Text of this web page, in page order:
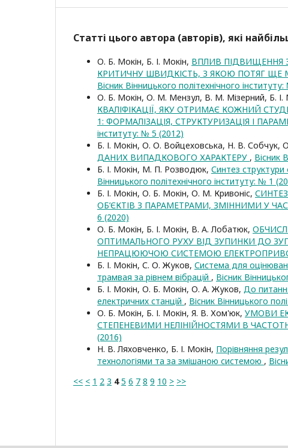
Статті цього автора (авторів), які
О. Б. Мокін, Б. І. Мокін, ВПЛИВ ПІДВИЩЕННЯ
КРИТИЧНУ ШВИДКІСТЬ, З ЯКОЮ ПОТЯГ ЩЕ
Вісник Вінницького політехнічного
О. Б. Мокін, О. М. Мензул, В. М. Мізерний, Б. І.
КВАЛІФІКАЦІЇ, ЯКУ ОТРИМАЄ КОЖНИЙ
1: ФОРМАЛІЗАЦІЯ, СТРУКТУРИЗАЦІЯ І
інституту: № 5 (2012)
Б. І. Мокін, О. О. Войцеховська, Н. В. Собчук,
ДАНИХ ВИПАДКОВОГО ХАРАКТЕРУ , Вісник
Б. І. Мокін, М. П. Розводюк, Синтез
Вінницького політехнічного інституту: № 1
Б. І. Мокін, О. Б. Мокін, О. М. Кривоніс,
ОБ’ЄКТІВ З ПАРАМЕТРАМИ, ЗМІННИМИ У
6 (2020)
О. Б. Мокін, Б. І. Мокін, В. А. Лобатюк,
ОПТИМАЛЬНОГО РУХУ ВІД ЗУПИНКИ ДО
НЕПРАЦЮЮЧОЮ СИСТЕМОЮ
Б. І. Мокін, С. О. Жуков, Система для
трамвая за рівнем вібрацій , Вісник
Б. І. Мокін, О. Б. Мокін, О. А. Жуков, До
електричних станцій , Вісник Вінницького
О. Б. Мокін, Б. І. Мокін, Я. В. Хом'юк, УМОВИ
СТЕПЕНЕВИМИ НЕЛІНІЙНОСТЯМИ В
(2016)
Н. В. Ляховченко, Б. І. Мокін, Порівняння
технологіями та за змішаною системою ,
<< < 1 2 3 4 5 6 7 8 9 10 > >>